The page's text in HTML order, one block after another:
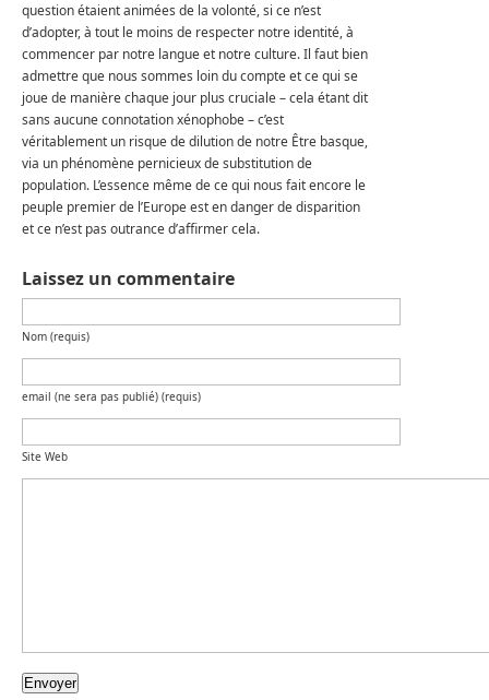
question étaient animées de la volonté, si ce n’est
d’adopter, à tout le moins de respecter notre identité, à
commencer par notre langue et notre culture. Il faut bien
admettre que nous sommes loin du compte et ce qui se
joue de manière chaque jour plus cruciale – cela étant dit
sans aucune connotation xénophobe – c’est
véritablement un risque de dilution de notre Être basque,
via un phénomène pernicieux de substitution de
population. L’essence même de ce qui nous fait encore le
peuple premier de l’Europe est en danger de disparition
et ce n’est pas outrance d’affirmer cela.
Laissez un commentaire
Nom (requis)
email (ne sera pas publié) (requis)
Site Web